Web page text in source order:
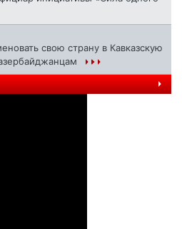
свою страну в Кавказскую